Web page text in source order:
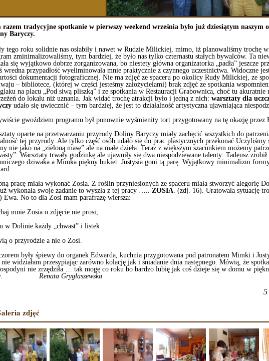
razem tradycyjne spotkanie w pierwszy weekend września było już dziesiątym naszym
Baryczy.
tego roku solidnie nas osłabiły i nawet w Rudzie Milickiej, mimo, iż planowaliśmy trochę
zminimalizowaliśmy, tym bardziej, że było nas tylko czternastu stałych bywalców. Ta
się wyjątkowo dobrze zorganizowana, bo niestety główna organizatorka „padła” jeszcze
wredna przypadłość wyeliminowała mnie praktycznie z czynnego uczestnictwa. Widoczne
dokumentacji fotograficznej. Nie ma zdjęć ze spaceru po okolicy Rudy Milickiej, ze
– bibliotece, (której w części jesteśmy założycielami) brak zdjęć ze spotkania
na placu „Pod siwą pliszką” i ze spotkania w Restauracji Grabownica, choć tu akuratnie
do lokalu niż uznania. Jak widać trochę atrakcji było i jedną z nich: warsztaty dla
udało się uwiecznić – tym bardziej, że jest to działalność artystyczna ujawniająca
gwoździem programu był ponownie wyśmienity tort przygotowany na tę okazję przez
oparte na przetwarzaniu przyrody Doliny Baryczy miały zachęcić wszystkich do
tej przyrody. Ale tylko część osób udało się do prac plastycznych przekonać Uczyliśmy
nie jako na „zieloną masę” ale na małe dzieła. Teraz z większym szacunkiem możemy
Warsztaty trwały godzinkę ale ujawniły się dwa niespodziewane talenty: Tadeusz zrobił
dziwaka a Mimka piękny bukiet. Justysia goni tą parę. Wyjątkowy minimalizm formy
pracę miała wykonać Zosia. Z roślin przyniesionych ze spaceru miała stworzyć alegorię
wykonała swoje zadanie to wyszła z tej pracy ….. ZOSIA. (zdj. 16). Uratowała sytuację
Ewa. No to dla Zosi mam parafrazę wiersza:
mnie Zosia o zdjęcie nie prosi,
w Dolinie każdy „chwast” i listek
o przyrodzie a nie o Zosi.
były śpiewy do organek Edwarda, kuchnia przygotowana pod patronatem Mimki i
nie widziałam przesypiając zarówno kolację jak i śniadanie dnia następnego. Mówią, że
nie zrzędziła … tak mogę co roku bo bardzo lubię jak coś dzieje się w domu w
. Renata Gryglaszewska
5
zdjęć